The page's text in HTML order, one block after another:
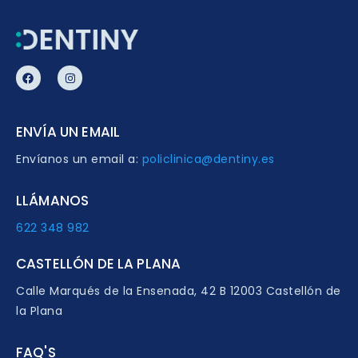
ENVÍA UN EMAIL
Envíanos un email a: policlinica@dentiny.es
LLÁMANOS
622 348 982
CASTELLÓN DE LA PLANA
Calle Marqués de la Ensenada, 42 B 12003 Castellón de
la Plana
FAQ'S